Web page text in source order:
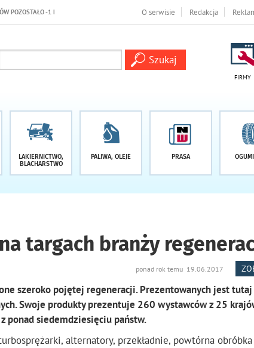
O serwisie Redakcja
FIRMY
LAKIERNICTWO,
BLACHARSTWO
PALIWA, OLEJE PRASA
targach branży
ponad rok temu 19.06.2017
szeroko pojętej regeneracji. Prezentowanych jest
Swoje produkty prezentuje 260 wystawców z 25
ponad siedemdziesięciu państw.
alternatory, przekładnie, powtórna